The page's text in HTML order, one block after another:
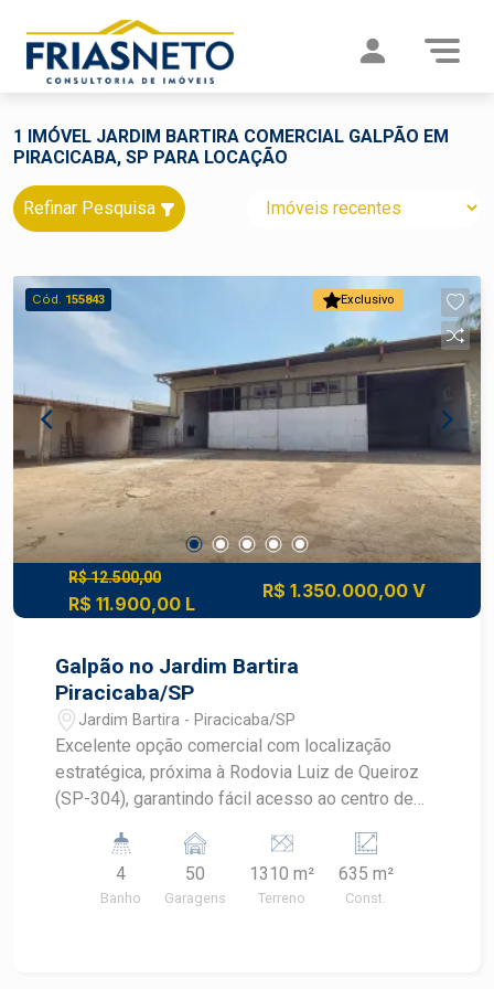
1 IMÓVEL JARDIM BARTIRA COMERCIAL GALPÃO EM
PIRACICABA, SP PARA LOCAÇÃO
Refinar Pesquisa
Exclusivo
Cód. 155843
R$ 12.500,00
R$ 11.900,00 L
R$ 1.350.000,00 V
Galpão no Jardim Bartira
Piracicaba/SP
Jardim Bartira - Piracicaba/SP
Excelente opção comercial com localização
estratégica, próxima à Rodovia Luiz de Queiroz
(SP-304), garantindo fácil acesso ao centro de
Terreno com 1310 m², amplo espaço externo
ideal para operações que exigem manobras e
circulação de veículos pesados. Galpão de 400
4
Banho
50
Garagens
1310 m²
Terreno
635 m²
Const.